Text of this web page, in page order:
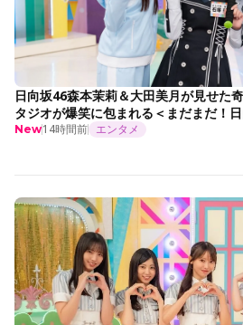
日向坂46森本茉莉＆大田美月が見せた
タジオが爆笑に包まれる＜まだまだ！
New14時間前 エンタメ